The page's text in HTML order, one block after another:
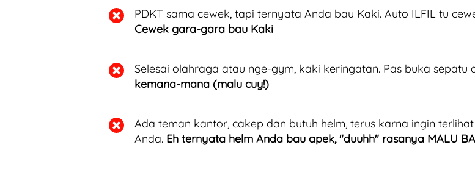
PDKT sama cewek, tapi ternyata Anda bau Kaki. Auto ILFIL tu
Cewek gara-gara bau Kaki
Selesai olahraga atau nge-gym, kaki keringatan. Pas buka sepatu
kemana-mana (malu cuy!)
Ada teman kantor, cakep dan butuh helm, terus karna ingin
Anda. Eh ternyata helm Anda bau apek, "duuhh" rasanya MALU